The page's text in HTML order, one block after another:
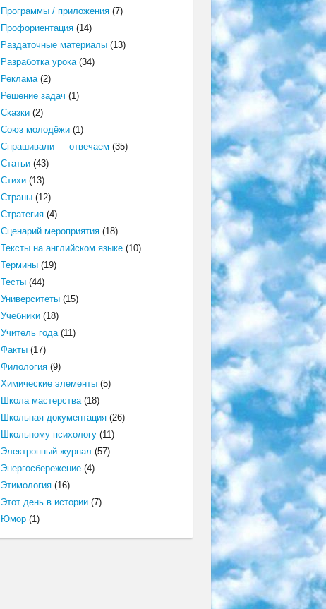
Программы / приложения(7)
Профориентация(14)
Раздаточные материалы(13)
Разработка урока(34)
Реклама(2)
Решение задач (1)
Сказки(2)
Союз молодёжи(1)
Спрашивали — отвечаем (35)
Статьи(43)
Стихи(13)
Страны(12)
Стратегия(4)
Сценарий мероприятия(18)
Тексты на английском языке(10)
Термины(19)
Тесты(44)
Университеты(15)
Учебники(18)
Учитель года(11)
Факты(17)
Филология(9)
Химические элементы(5)
Школа мастерства(18)
Школьная документация(26)
Школьному психологу(11)
Электронный журнал (57)
Энергосбережение(4)
Этимология(16)
Этот день в истории(7)
Юмор(1)